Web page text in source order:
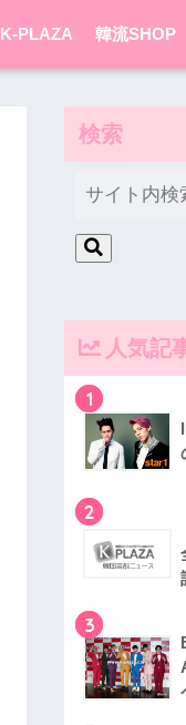
K-PLAZA 韓流SHOP
検索
人気記
1
2
3